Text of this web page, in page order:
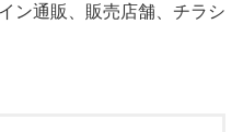
ン通販、販売店舗、チラシ